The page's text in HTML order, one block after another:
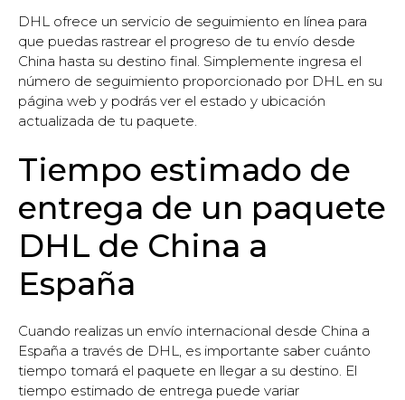
DHL ofrece un servicio de seguimiento en línea para
que puedas rastrear el progreso de tu envío desde
China hasta su destino final. Simplemente ingresa el
número de seguimiento proporcionado por DHL en su
página web y podrás ver el estado y ubicación
actualizada de tu paquete.
Tiempo estimado de
entrega de un paquete
DHL de China a
España
Cuando realizas un envío internacional desde China a
España a través de DHL, es importante saber cuánto
tiempo tomará el paquete en llegar a su destino. El
tiempo estimado de entrega puede variar